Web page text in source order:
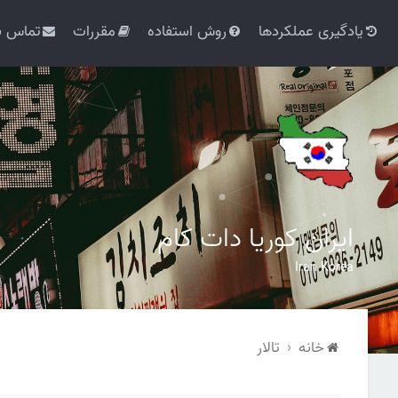
یادگیری عملکردها روش استفاده مقررات تماس
ایران کوریا دات کام
Iran Korea
خانه تالار